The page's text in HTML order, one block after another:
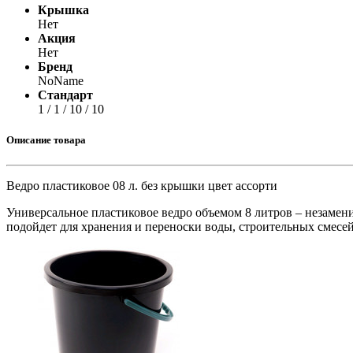
Крышка
Нет
Акция
Нет
Бренд
NoName
Стандарт
1 / 1 / 10 / 10
Описание товара
Ведро пластиковое 08 л. без крышки цвет ассорти
Универсальное пластиковое ведро объемом 8 литров –
подойдет для хранения и переноски воды, строительных